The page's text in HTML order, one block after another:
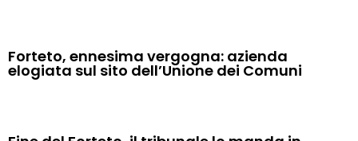
Forteto, ennesima vergogna: azienda
elogiata sul sito dell’Unione dei Comuni